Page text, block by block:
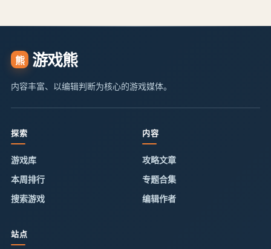
熊 游戏熊
内容丰富、以编辑判断为核心的游戏媒体。
探索
游戏库
本周排行
搜索游戏
内容
攻略文章
专题合集
编辑作者
站点